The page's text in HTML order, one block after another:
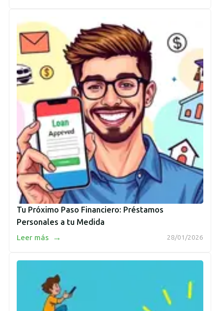
Tu Próximo Paso Financiero: Préstamos
Personales a tu Medida
28/01/2026
Leer más →